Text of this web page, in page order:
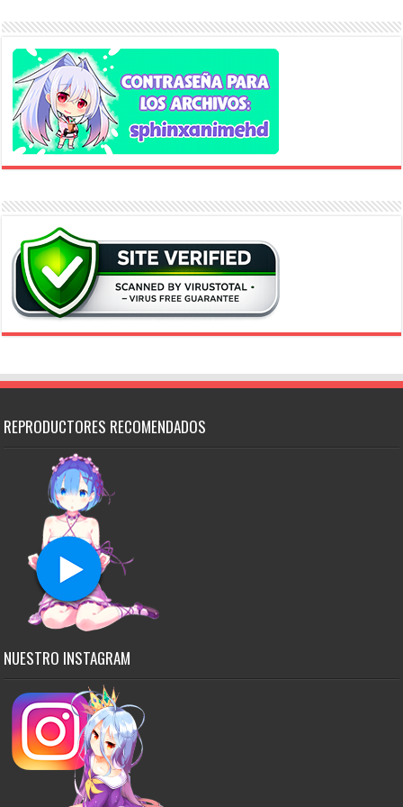
REPRODUCTORES RECOMENDADOS
NUESTRO INSTAGRAM